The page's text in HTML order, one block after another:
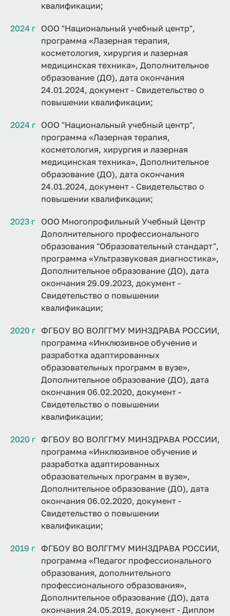
квалификации;
2024 г ООО "Национальный учебный центр",
программа «Лазерная терапия,
косметология, хирургия и лазерная
медицинская техника», Дополнительное
образование (ДО), дата окончания
24.01.2024, документ - Свидетельство о
повышении квалификации;
2024 г ООО "Национальный учебный центр",
программа «Лазерная терапия,
косметология, хирургия и лазерная
медицинская техника», Дополнительное
образование (ДО), дата окончания
24.01.2024, документ - Свидетельство о
повышении квалификации;
2023 г
ООО Многопрофильный Учебный Центр
Дополнительного профессионального
образования "Образовательный стандарт",
программа «Ультразвуковая диагностика»,
Дополнительное образование (ДО), дата
окончания 29.09.2023, документ -
Свидетельство о повышении
квалификации;
2020 г ФГБОУ ВО ВОЛГГМУ МИНЗДРАВА РОССИИ,
программа «Инклюзивное обучение и
разработка адаптированных
образовательных программ в вузе»,
Дополнительное образование (ДО), дата
окончания 06.02.2020, документ -
Свидетельство о повышении
квалификации;
2020 г ФГБОУ ВО ВОЛГГМУ МИНЗДРАВА РОССИИ,
программа «Инклюзивное обучение и
разработка адаптированных
образовательных программ в вузе»,
Дополнительное образование (ДО), дата
окончания 06.02.2020, документ -
Свидетельство о повышении
квалификации;
2019 г
ФГБОУ ВО ВОЛГГМУ МИНЗДРАВА РОССИИ,
программа «Педагог профессионального
образования, дополнительного
профессионального образования»,
Дополнительное образование (ДО), дата
окончания 24.05.2019, документ - Диплом